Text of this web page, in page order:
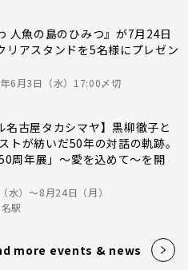
人魚の島のひみつ』が7月24日
リアスタンドを5名様にプレゼン
6月3日（水）17:00〆切
名古屋タカシマヤ】黒柳徹子と
トが紡いだ50年の対話の軌跡。
周年展」～愛を込めて～を開
水）〜8月24日（月）
駅
more events & news